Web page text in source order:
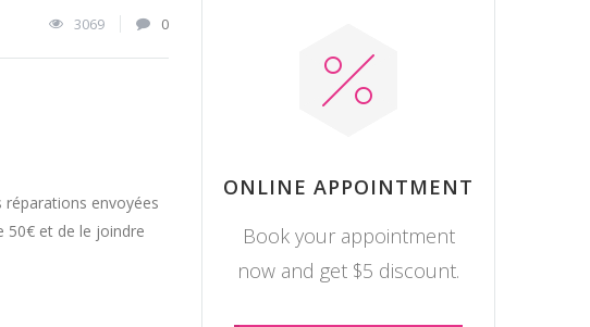
3069 0
réparations envoyées
50€ et de le joindre
ONLINE APPOINTMENT
Book your appointment
now and get $5 discount.